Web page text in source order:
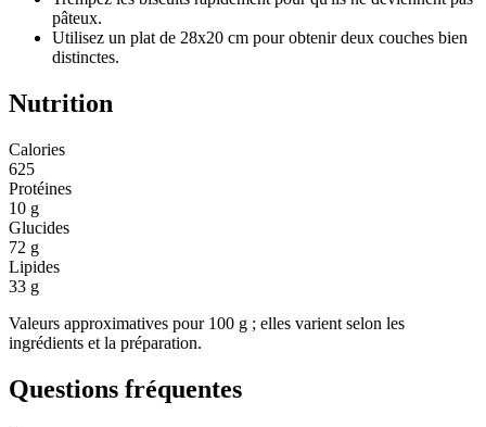
pâteux.
Utilisez un plat de 28x20 cm pour obtenir deux couches bien
distinctes.
Nutrition
Calories
625
Protéines
10 g
Glucides
72 g
Lipides
33 g
Valeurs approximatives pour 100 g ; elles varient selon les
ingrédients et la préparation.
Questions fréquentes